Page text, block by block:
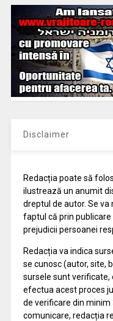
Disclaimer
Redacția poate să
ilustrează un anumit
dreptul de autor. Se
faptul că prin
prejudicii persoanei
Redacția va indica
se cunosc (autor, site,
sursele sunt verificate,
efectua acest proces
de verificare din minim
comunicare, redacția